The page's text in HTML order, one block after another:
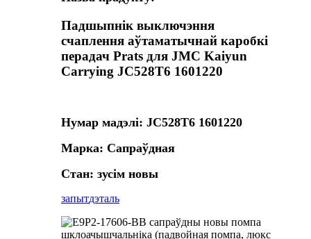
Падшыпнік выключэння
счаплення аўтаматычнай каробкі
перадач Prats для JMC Kaiyun
Carrying JC528T6 1601220
Нумар мадэлі: JC528T6 1601220
Марка: Сапраўдная
Стан: зусім новы
запытдэталь